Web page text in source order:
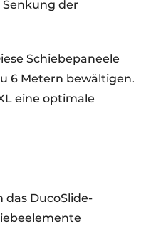
der
Schiebepaneele
6 Metern bewältigen.
eine optimale
DucoSlide-